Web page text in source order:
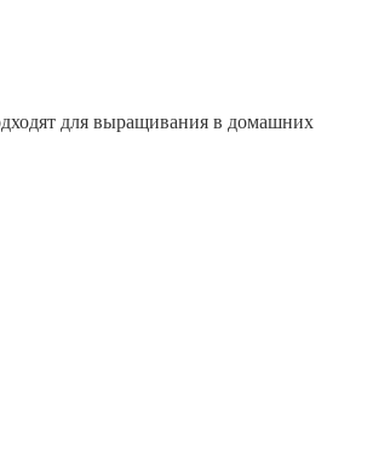
для выращивания в домашних